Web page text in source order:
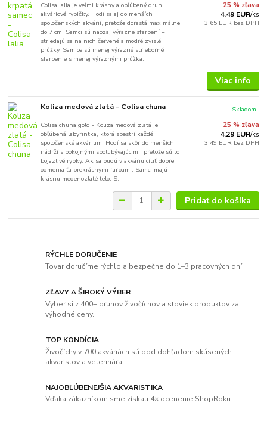
Colisa lalia je veľmi krásny a obľúbený druh
akváriové rybičky. Hodí sa aj do menších
spoločenských akvárií, pretože dorastá maximálne
do 7 cm. Samci sú naozaj výrazne sfarbení –
striedajú sa na nich červené a modré zvislé
prúžky. Samice sú menej výrazné strieborné
sfarbenie s menej výraznými prúžka...
25 % zľava
4,49 EUR/ks
3,65 EUR bez DPH
Viac info
Koliza medová zlatá - Colisa chuna
Colisa chuna gold - Koliza medová zlatá je
obľúbená labyrintka, ktorá spestrí každé
spoločenské akvárium. Hodí sa skôr do menších
nádrží s pokojnými spolubývajúcimi, pretože sú to
bojazlivé rybky. Ak sa budú v akváriu cítiť dobre,
odmenia ťa prekrásnymi farbami. Samci majú
krásnu medenozlaté telo. S...
25 % zľava
4,29 EUR/ks
3,49 EUR bez DPH
Skladom
Pridať do košíka
RÝCHLE DORUČENIE
Tovar doručíme rýchlo a bezpečne do 1–3 pracovných dní.
ZĽAVY A ŠIROKÝ VÝBER
Vyber si z 400+ druhov živočíchov a stoviek produktov za
výhodné ceny.
TOP KONDÍCIA
Živočíchy v 700 akváriách sú pod dohľadom skúsených
akvaristov a veterinára.
NAJOBĽÚBENEJŠIA AKVARISTIKA
Vďaka zákazníkom sme získali 4× ocenenie ShopRoku.